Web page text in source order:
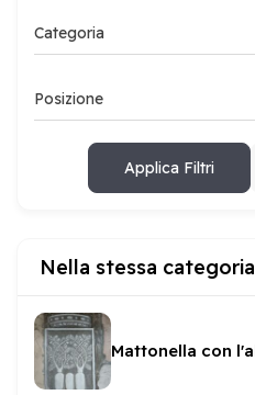
Categoria
Posizione
Applica Filtri
Nella stessa categoria